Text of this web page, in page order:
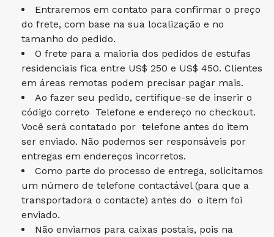
Entraremos em contato para confirmar o preço
do frete, com base na sua localização e no
tamanho do pedido.
O frete para a maioria dos pedidos de estufas
residenciais fica entre US$ 250 e US$ 450. Clientes
em áreas remotas podem precisar pagar mais.
Ao fazer seu pedido, certifique-se de inserir o
código correto Telefone e endereço no checkout.
Você será contatado por telefone antes do item
ser enviado. Não podemos ser responsáveis ​​por
entregas em endereços incorretos.
Como parte do processo de entrega, solicitamos
um número de telefone contactável (para que a
transportadora o contacte) antes do o item foi
enviado.
Não enviamos para caixas postais, pois na